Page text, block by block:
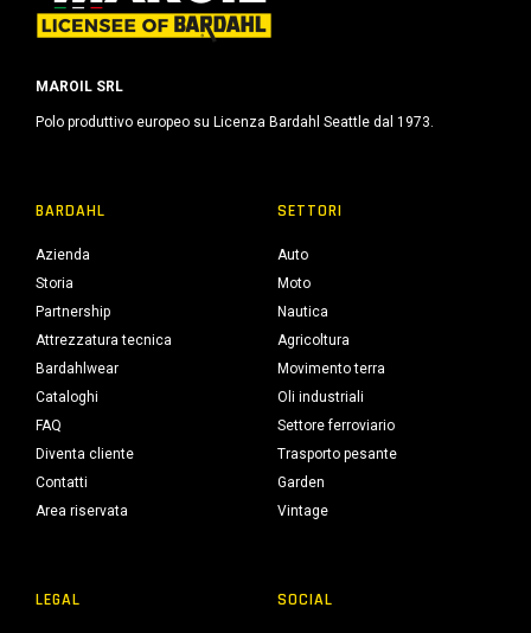
MAROIL SRL
Polo produttivo europeo su Licenza Bardahl Seattle dal 1973.
BARDAHL
Azienda
Storia
Partnership
Attrezzatura tecnica
Bardahlwear
Cataloghi
FAQ
Diventa cliente
Contatti
Area riservata
SETTORI
Auto
Moto
Nautica
Agricoltura
Movimento terra
Oli industriali
Settore ferroviario
Trasporto pesante
Garden
Vintage
LEGAL SOCIAL